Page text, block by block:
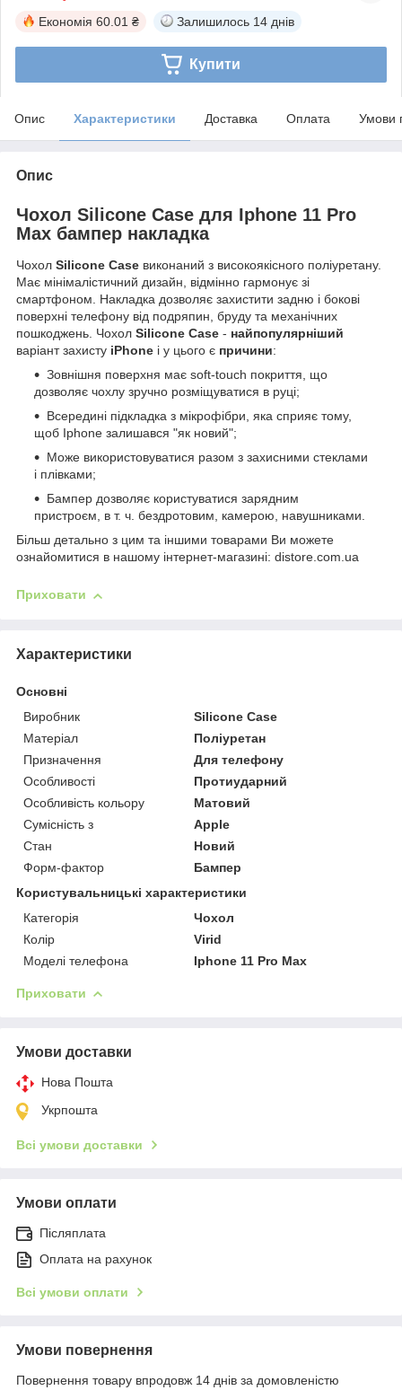
Економія 60.01 ₴ Залишилось 14 днів
Купити
Опис Характеристики Доставка Оплата Умови
Опис
Чохол Silicone Саѕе для Iphone 11 Pro
Max бампер накладка
Чохол Silicone Саѕе виконаний з високоякісного поліуретану.
Має мінімалістичний дизайн, відмінно гармонує зі
смартфоном. Накладка дозволяє захистити задню і бокові
поверхні телефону від подряпин, бруду та механічних
пошкоджень. Чохол Silicone Case - найпопулярніший
варіант захисту iPhone і у цього є причини:
Зовнішня поверхня має soft-touch покриття, що
дозволяє чохлу зручно розміщуватися в руці;
Всередині підкладка з мікрофібри, яка сприяє тому,
щоб Iphone залишався "як новий";
Може використовуватися разом з захисними стеклами
і плівками;
Бампер дозволяє користуватися зарядним
пристроєм, в т. ч. бездротовим, камерою, навушниками.
Більш детально з цим та іншими товарами Ви можете
ознайомитися в нашому інтернет-магазині: distore.com.ua
Приховати
Характеристики
Основні
Виробник
Silicone Case
Матеріал
Поліуретан
Призначення
Для телефону
Особливості
Протиударний
Особливість кольору
Матовий
Сумісність з
Apple
Стан
Новий
Форм-фактор
Бампер
Користувальницькі характеристики
Категорія
Чохол
Колір
Virid
Моделі телефона
Iphone 11 Pro Max
Приховати
Умови доставки
Нова Пошта
Укрпошта
Всі умови доставки
Умови оплати
Післяплата
Оплата на рахунок
Всі умови оплати
Умови повернення
Повернення товару впродовж 14 днів за домовленістю